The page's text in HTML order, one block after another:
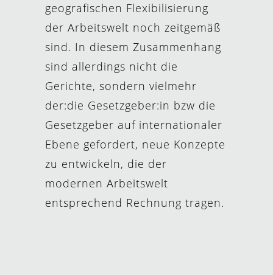
geografischen Flexibilisierung
der Arbeitswelt noch zeitgemäß
sind. In diesem Zusammenhang
sind allerdings nicht die
Gerichte, sondern vielmehr
der:die Gesetzgeber:in bzw die
Gesetzgeber auf internationaler
Ebene gefordert, neue Konzepte
zu entwickeln, die der
modernen Arbeitswelt
entsprechend Rechnung tragen.